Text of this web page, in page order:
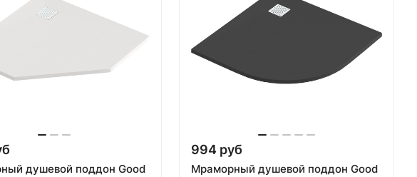
душевой поддон Good
994 руб
Мраморный душевой поддон Good